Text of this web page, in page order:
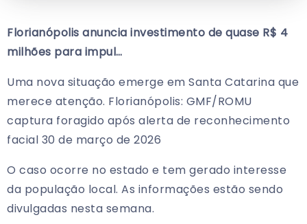
Florianópolis anuncia investimento de quase R$ 4
milhões para impul…
Uma nova situação emerge em Santa Catarina que
merece atenção. Florianópolis: GMF/ROMU
captura foragido após alerta de reconhecimento
facial 30 de março de 2026
O caso ocorre no estado e tem gerado interesse
da população local. As informações estão sendo
divulgadas nesta semana.